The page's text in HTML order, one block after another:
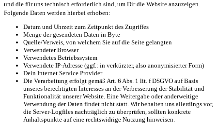
und die für uns technisch erforderlich sind, um Dir die Website anzuzeigen.
Folgende Daten werden hierbei erhoben:
Datum und Uhrzeit zum Zeitpunkt des Zugriffes
Menge der gesendeten Daten in Byte
Quelle/Verweis, von welchem Sie auf die Seite gelangten
Verwendeter Browser
Verwendetes Betriebssystem
Verwendete IP-Adresse (ggf.: in verkürzter, also anonymisierter Form)
Dein Internet Service Provider
Die Verarbeitung erfolgt gemäß Art. 6 Abs. 1 lit. f DSGVO auf Basis
unseres berechtigten Interesses an der Verbesserung der Stabilität und
Funktionalität unserer Website. Eine Weitergabe oder anderweitige
Verwendung der Daten findet nicht statt. Wir behalten uns allerdings vor,
die Server-Logfiles nachträglich zu überprüfen, sollten konkrete
Anhaltspunkte auf eine rechtswidrige Nutzung hinweisen.